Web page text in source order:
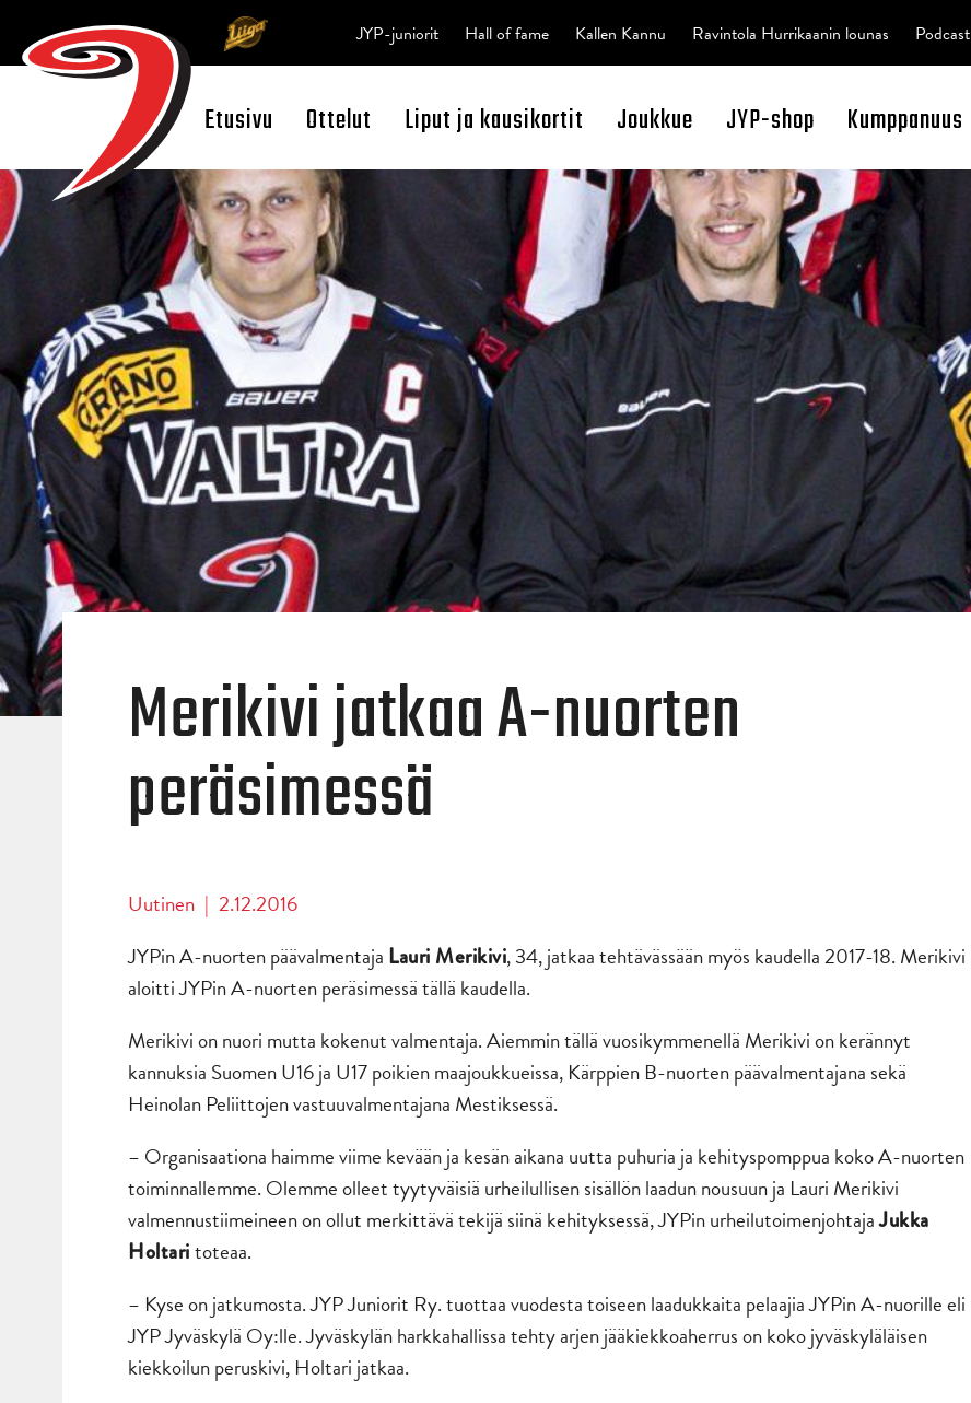
Open Search
Etusivu Ottelut Liput ja kausikortit Joukkue JYP-shop Kumppanuus
JYP-juniorit Hall of fame Kallen Kannu Ravintola Hurrikaanin lounas Podcast
Merikivi jatkaa A-nuorten
peräsimessä
Uutinen | 2.12.2016
JYPin A-nuorten päävalmentaja Lauri Merikivi, 34, jatkaa tehtävässään myös kaudella 2017-18. Merikivi
aloitti JYPin A-nuorten peräsimessä tällä kaudella.
Merikivi on nuori mutta kokenut valmentaja. Aiemmin tällä vuosikymmenellä Merikivi on kerännyt
kannuksia Suomen U16 ja U17 poikien maajoukkueissa, Kärppien B-nuorten päävalmentajana sekä
Heinolan Peliittojen vastuuvalmentajana Mestiksessä.
– Organisaationa haimme viime kevään ja kesän aikana uutta puhuria ja kehityspomppua koko A-nuorten
toiminnallemme. Olemme olleet tyytyväisiä urheilullisen sisällön laadun nousuun ja Lauri Merikivi
valmennustiimeineen on ollut merkittävä tekijä siinä kehityksessä, JYPin urheilutoimenjohtajaJukka
Holtaritoteaa.
– Kyse on jatkumosta. JYP Juniorit Ry. tuottaa vuodesta toiseen laadukkaita pelaajia JYPin A-nuorille eli
JYP Jyväskylä Oy:lle. Jyväskylän harkkahallissa tehty arjen jääkiekkoaherrus on koko jyväskyläläisen
kiekkoilun peruskivi, Holtari jatkaa.